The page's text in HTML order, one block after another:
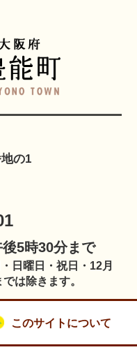
の1
5時30分まで
日曜日・祝日・12月
は除きます。
このサイトについて